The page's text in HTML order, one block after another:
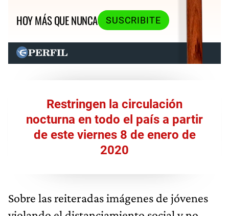
HOY MÁS QUE NUNCA
SUSCRIBITE
Restringen la circulación
nocturna en todo el país a partir
de este viernes 8 de enero de
2020
Sobre las reiteradas imágenes de jóvenes